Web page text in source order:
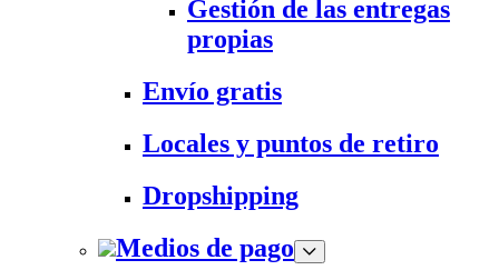
Gestión de las entregas
propias
Envío gratis
Locales y puntos de retiro
Dropshipping
Medios de pago